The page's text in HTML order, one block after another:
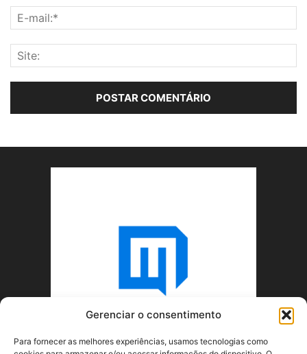
Gerenciar o consentimento
Para fornecer as melhores experiências, usamos tecnologias como